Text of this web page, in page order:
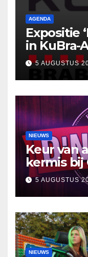
AGENDA
Expositie
in KuBra-
uit tot
reflectie
5 AUGUSTUS
NIEUWS
Keur van
kermis bij
5 AUGUSTUS
NIEUWS